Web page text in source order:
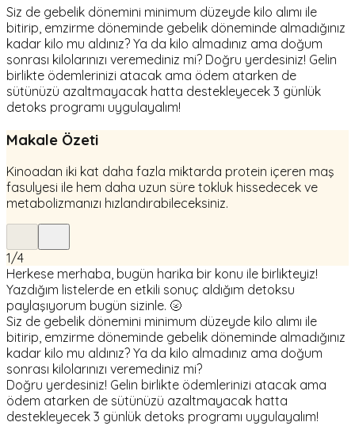
Siz de gebelik dönemini minimum düzeyde kilo alımı ile
bitirip, emzirme döneminde gebelik döneminde almadığınız
kadar kilo mu aldınız? Ya da kilo almadınız ama doğum
sonrası kilolarınızı veremediniz mi? Doğru yerdesiniz! Gelin
birlikte ödemlerinizi atacak ama ödem atarken de
sütünüzü azaltmayacak hatta destekleyecek 3 günlük
detoks programı uygulayalım!
Makale Özeti
Kinoadan iki kat daha fazla miktarda protein içeren maş
fasulyesi ile hem daha uzun süre tokluk hissedecek ve
metabolizmanızı hızlandırabileceksiniz.
1/4
Herkese merhaba, bugün harika bir konu ile birlikteyiz!
Yazdığım listelerde en etkili sonuç aldığım detoksu
paylaşıyorum bugün sizinle. 🌝
Siz de gebelik dönemini minimum düzeyde kilo alımı ile
bitirip, emzirme döneminde gebelik döneminde almadığınız
kadar kilo mu aldınız? Ya da kilo almadınız ama doğum
sonrası kilolarınızı veremediniz mi?
Doğru yerdesiniz! Gelin birlikte ödemlerinizi atacak ama
ödem atarken de sütünüzü azaltmayacak hatta
destekleyecek 3 günlük detoks programı uygulayalım!